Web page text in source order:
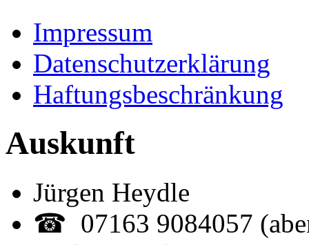
Impressum
Datenschutzerklärung
Haftungsbeschränkung
Auskunft
Jürgen Heydle
☎ 07163 9084057